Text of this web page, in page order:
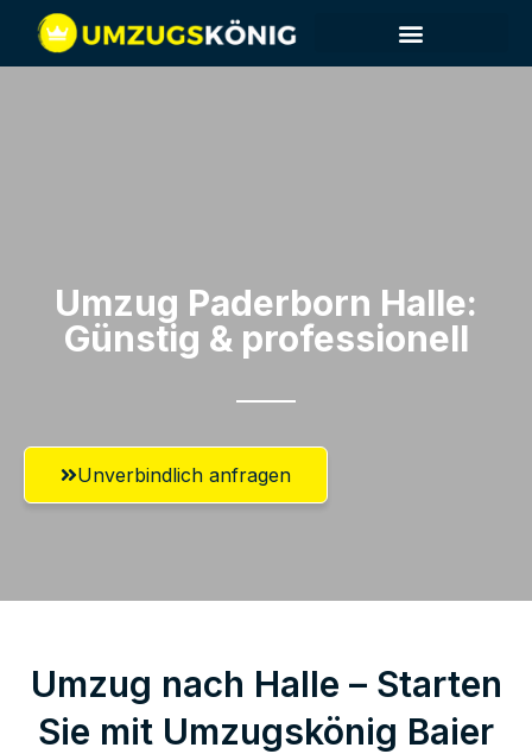
Umzug Paderborn​ Halle:
Günstig & professionell​
Unverbindlich anfragen
Umzug nach Halle – Starten
Sie mit Umzugskönig Baier